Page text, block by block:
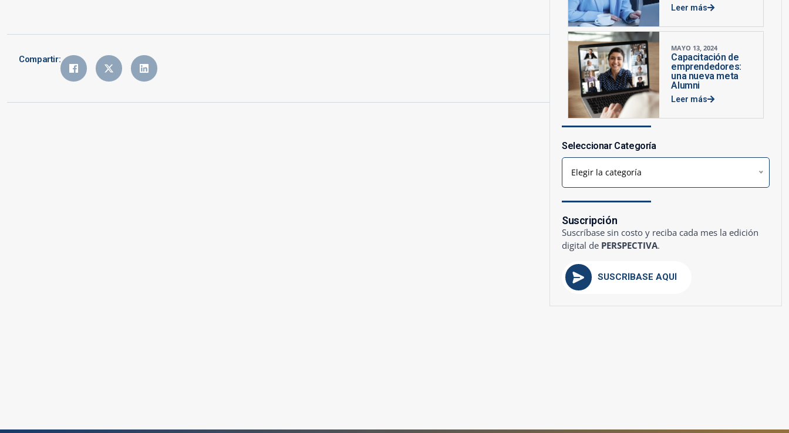
Compartir:
Leer más
MAYO 13, 2024
Capacitación de
emprendedores:
una nueva meta
Alumni
Leer más
Seleccionar Categoría
Elegir la categoría
Suscripción
Suscríbase sin costo y reciba cada mes la edición
digital de PERSPECTIVA.
SUSCRÍBASE AQUÍ